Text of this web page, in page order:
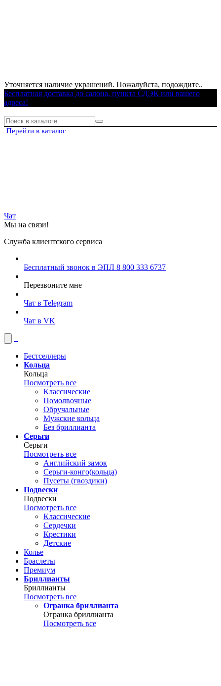
Уточняется наличие украшений. Пожалуйста, подождите..
Бесплатная доставка до салона, пункта СДЭК или вашего
адреса!
Перейти в каталог
Чат
Мы на связи!
Служба клиентского сервиса
Бесплатный звонок в ЭПЛ 8 800 333 6737
Перезвоните мне
Чат в Telegram
Чат в VK
Бестселлеры
Кольца
Кольца
Посмотреть все
Классические
Помолвочные
Обручальные
Мужские кольца
Без бриллианта
Серьги
Серьги
Посмотреть все
Английский замок
Серьги-конго(кольца)
Пусеты (гвоздики)
Подвески
Подвески
Посмотреть все
Классические
Сердечки
Крестики
Детские
Колье
Браслеты
Премиум
Бриллианты
Бриллианты
Посмотреть все
Огранка бриллианта
Огранка бриллианта
Посмотреть все